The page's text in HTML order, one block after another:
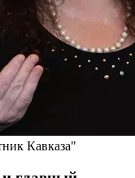
Кавказа"